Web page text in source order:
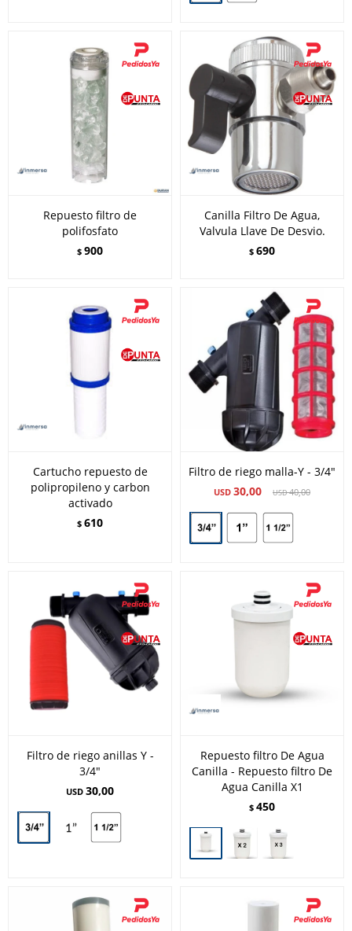
Repuesto filtro de
polifosfato
$ 900
Canilla Filtro De Agua,
Valvula Llave De Desvio.
$ 690
Cartucho repuesto de
polipropileno y carbon
activado
$ 610
Filtro de riego malla-Y - 3/4"
USD 30,00 USD40,00
Filtro de riego anillas Y -
3/4"
USD 30,00
Repuesto filtro De Agua
Canilla - Repuesto filtro De
Agua Canilla X1
$ 450